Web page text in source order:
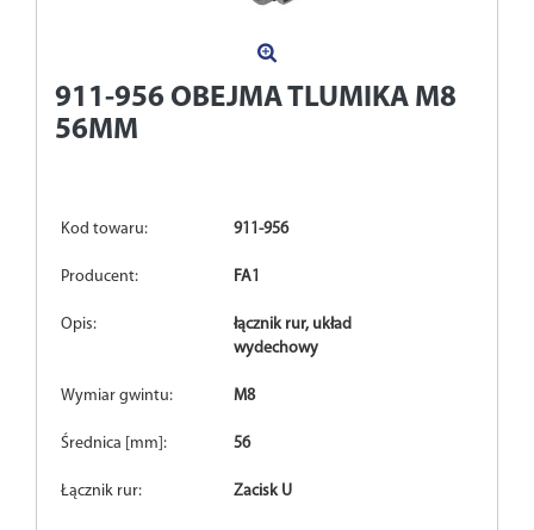
911-956 OBEJMA TLUMIKA M8
56MM
Kod towaru: 911-956
Producent: FA1
Opis:
łącznik rur, układ
wydechowy
Wymiar gwintu: M8
Średnica [mm]: 56
Łącznik rur: Zacisk U